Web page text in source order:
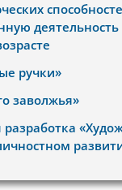
ручки»
заволжья»